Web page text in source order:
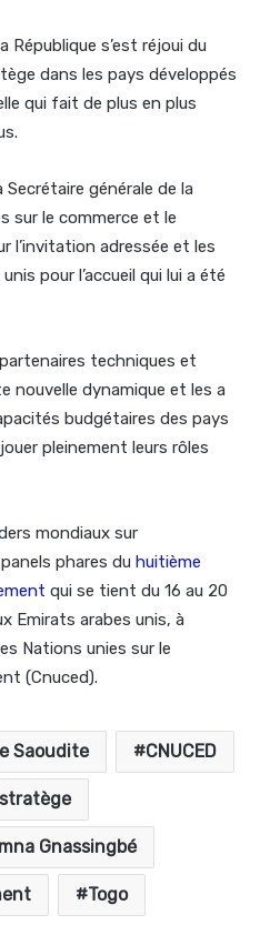
République s’est réjoui du
dans les pays développés
qui fait de plus en plus
Secrétaire générale de la
sur le commerce et le
l’invitation adressée et les
pour l’accueil qui lui a été
techniques et
nouvelle dynamique et les a
budgétaires des pays
pleinement leurs rôles
mondiaux sur
phares du huitième
qui se tient du 16 au 20
Emirats arabes unis, à
Nations unies sur le
(Cnuced).
Saoudite CNUCED
Gnassingbé
Togo